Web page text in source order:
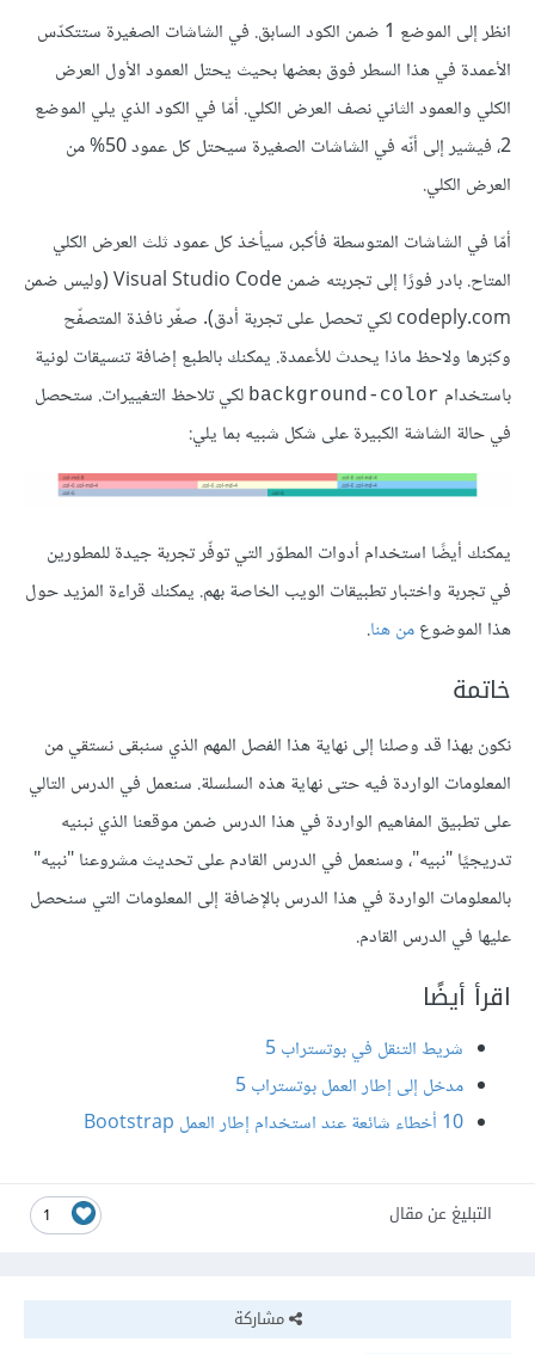
انظر إلى الموضع 1 ضمن الكود السابق. في الشاشات الصغيرة ستتكدّس
الأعمدة في هذا السطر فوق بعضها بحيث يحتل العمود الأول العرض
الكلي والعمود الثاني نصف العرض الكلي. أمّا في الكود الذي يلي الموضع
2، فيشير إلى أنّه في الشاشات الصغيرة سيحتل كل عمود 50% من
العرض الكلي.
أمّا في الشاشات المتوسطة فأكبر، سيأخذ كل عمود ثلث العرض الكلي
المتاح. بادر فورًا إلى تجربته ضمن Visual Studio Code (وليس ضمن
codeply.com لكي تحصل على تجربة أدق). صغّر نافذة المتصفّح
وكبّرها ولاحظ ماذا يحدث للأعمدة. يمكنك بالطبع إضافة تنسيقات لونية
باستخدام background-color لكي تلاحظ التغييرات. ستحصل
في حالة الشاشة الكبيرة على شكل شبيه بما يلي:
يمكنك أيضًا استخدام أدوات المطوّر التي توفّر تجربة جيدة للمطورين
في تجربة واختبار تطبيقات الويب الخاصة بهم. يمكنك قراءة المزيد حول
هذا الموضوعمن هنا.
خاتمة
نكون بهذا قد وصلنا إلى نهاية هذا الفصل المهم الذي سنبقى نستقي من
المعلومات الواردة فيه حتى نهاية هذه السلسلة. سنعمل في الدرس التالي
على تطبيق المفاهيم الواردة في هذا الدرس ضمن موقعنا الذي نبنيه
تدريجيًا "نبيه"، وسنعمل في الدرس القادم على تحديث مشروعنا "نبيه"
بالمعلومات الواردة في هذا الدرس بالإضافة إلى المعلومات التي سنحصل
عليها في الدرس القادم.
اقرأ أيضًا
شريط التنقل في بوتستراب 5
مدخل إلى إطار العمل بوتستراب 5
10 أخطاء شائعة عند استخدام إطار العمل Bootstrap
1 التبليغ عن مقال
مشاركة